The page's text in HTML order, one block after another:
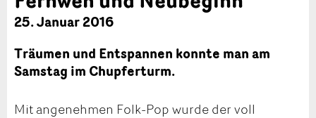
25. Januar 2016
Träumen und Entspannen konnte man am
Samstag im Chupferturm.
Mit angenehmen Folk-Pop wurde der voll